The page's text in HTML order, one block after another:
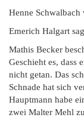
Henne
Emerich Halgart
Mathis Becker
Geschieht es, dass
nicht getan. Das
Schnade hat sich
Hauptmann habe
zwei Malter Mehl